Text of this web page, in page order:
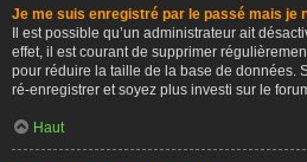
Je me suis enregistré par le passé mais je
Il est possible qu’un administrateur ait
effet, il est courant de supprimer
pour réduire la taille de la base de données.
ré-enregistrer et soyez plus investi sur le
Haut